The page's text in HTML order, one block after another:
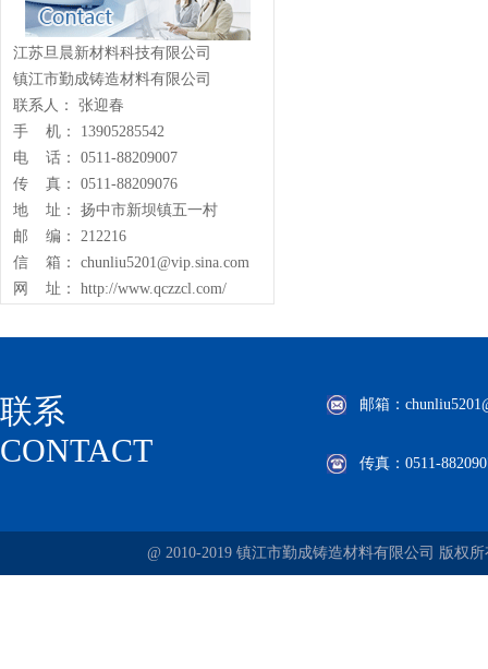
江苏旦晨新材料科技有限公司
镇江市勤成铸造材料有限公司
联系人： 张迎春
手 机： 13905285542
电 话： 0511-88209007
传 真： 0511-88209076
地 址： 扬中市新坝镇五一村
邮 编： 212216
信 箱： chunliu5201@vip.sina.com
网 址： http://www.qczzcl.com/
联系
CONTACT
邮箱：
传真：0511-
@ 2010-2019 镇江市勤成铸造材料有限公司 版权